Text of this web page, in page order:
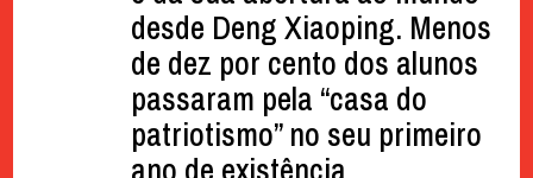
desde Deng Xiaoping. Menos
de dez por cento dos alunos
passaram pela “casa do
patriotismo” no seu primeiro